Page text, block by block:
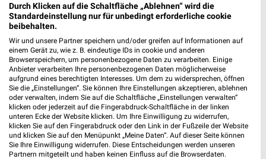
15907 Lübben
72,58 km • Angebote: 2 Prospekte
EURONICS Miethe Halbe
Lindenstr. 3
15757 Halbe
Heute geschlossen
50,17 km • Angebote: 1 Prospekt
Durch Klicken auf die Schaltfläche „Ablehnen“ wird die
Standardeinstellung nur für unbedingt erforderliche cookie
beibehalten.
Wir und unsere Partner speichern und/oder greifen auf Informationen auf
einem Gerät zu, wie z. B. eindeutige IDs in cookie und anderen
Browserspeichern, um personenbezogene Daten zu verarbeiten. Einige
Anbieter verarbeiten Ihre personenbezogenen Daten möglicherweise
aufgrund eines berechtigten Interesses. Um dem zu widersprechen, öffnen
Sie die „Einstellungen“. Sie können Ihre Einstellungen akzeptieren, ablehnen
oder verwalten, indem Sie auf die Schaltfläche „Einstellungen verwalten“
klicken oder jederzeit auf die Fingerabdruck-Schaltfläche in der linken
unteren Ecke der Website klicken. Um Ihre Einwilligung zu widerrufen,
klicken Sie auf den Fingerabdruck oder den Link in der Fußzeile der Website
und klicken Sie auf den Menüpunkt „Meine Daten“. Auf dieser Seite können
Sie Ihre Einwilligung widerrufen. Diese Entscheidungen werden unseren
Partnern mitgeteilt und haben keinen Einfluss auf die Browserdaten.